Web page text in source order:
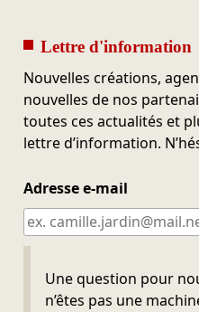
Lettre d'information
Nouvelles créations,
nouvelles de nos
toutes ces actualités et
lettre d’information.
Adresse e-mail
Une question pour
n’êtes pas une
Ne pas remplir